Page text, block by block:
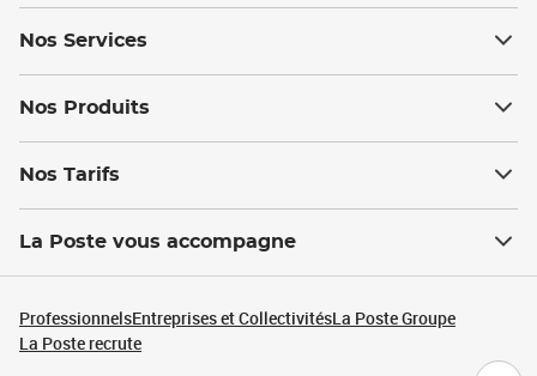
Nos Services
Nos Produits
Nos Tarifs
La Poste vous accompagne
ProfessionnelsEntreprises et CollectivitésLa Poste Groupe
La Poste recrute